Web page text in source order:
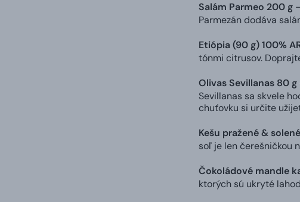
Salám Parmeo 200 g
Parmezán dodáva
Etiópia (90 g) 100%
tónmi citrusov.
Olivas Sevillanas 80
Sevillanas sa skvele
chuťovku si určite
Kešu pražené &
soľ je len čerešničkou
Čokoládové mandle
ktorých sú ukryté